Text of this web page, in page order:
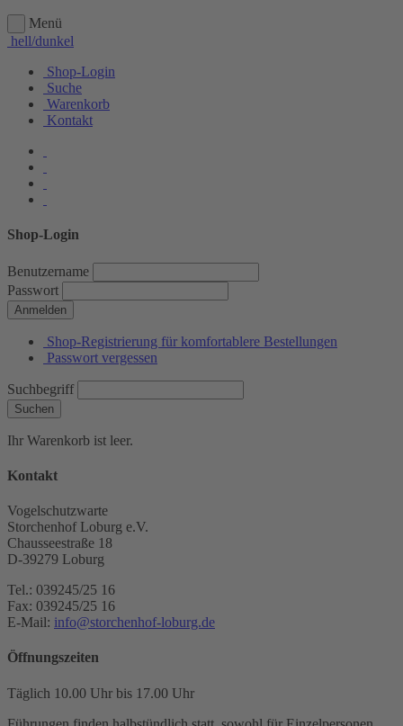
Menü
hell/dunkel
Shop-Login
Suche
Warenkorb
Kontakt
Shop-Login
Benutzername
Passwort
Anmelden
Shop-Registrierung für komfortablere Bestellungen
Passwort vergessen
Suchbegriff
Suchen
Ihr Warenkorb ist leer.
Kontakt
Vogelschutzwarte
Storchenhof Loburg e.V.
Chausseestraße 18
D-39279 Loburg
Tel.: 039245/25 16
Fax: 039245/25 16
E-Mail: info@storchenhof-loburg.de
Öffnungszeiten
Täglich 10.00 Uhr bis 17.00 Uhr